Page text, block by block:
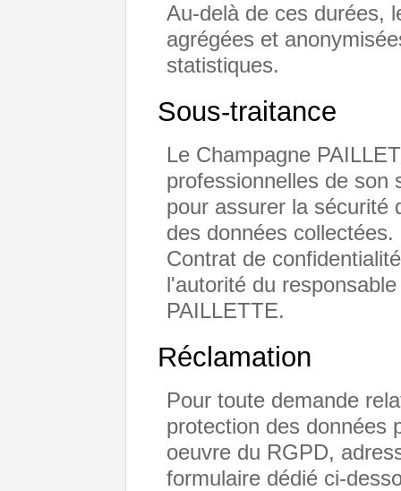
Au-delà de ces durées,
agrégées et
statistiques.
Sous-traitance
Le Champagne
professionnelles de son
pour assurer la sécurité
des données
Contrat de
l'autorité du
PAILLETTE.
Réclamation
Pour toute demande
protection des données
oeuvre du RGPD,
formulaire dédié ci-